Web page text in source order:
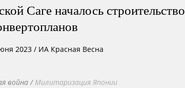
Саге началось строительство
2023 / ИА Красная Весна
война / Милитаризация Японии